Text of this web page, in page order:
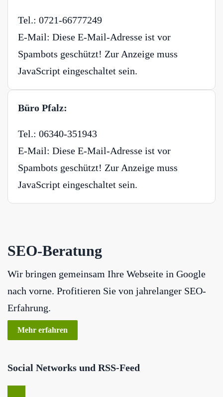
Tel.: 0721-66777249
E-Mail: Diese E-Mail-Adresse ist vor
Spambots geschützt! Zur Anzeige muss
JavaScript eingeschaltet sein.
Büro Pfalz:
Tel.: 06340-351943
E-Mail: Diese E-Mail-Adresse ist vor
Spambots geschützt! Zur Anzeige muss
JavaScript eingeschaltet sein.
SEO-Beratung
Wir bringen gemeinsam Ihre Webseite in Google
nach vorne. Profitieren Sie von jahrelanger SEO-
Erfahrung.
Mehr erfahren
Social Networks und RSS-Feed